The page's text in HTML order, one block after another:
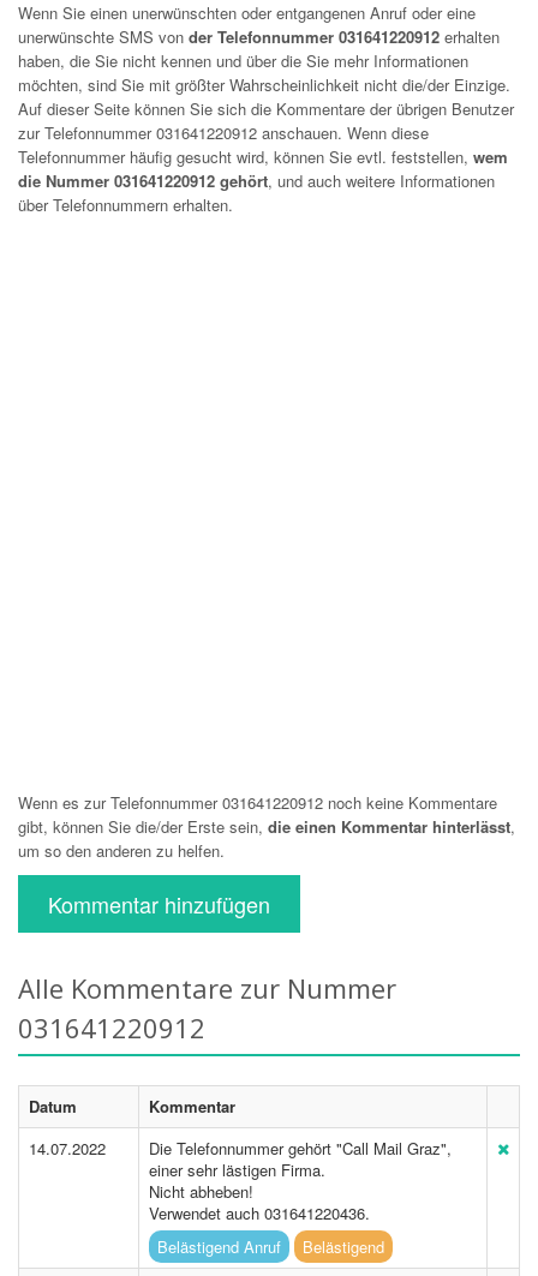
Wenn Sie einen unerwünschten oder entgangenen Anruf oder eine
unerwünschte SMS von der Telefonnummer 031641220912 erhalten
haben, die Sie nicht kennen und über die Sie mehr Informationen
möchten, sind Sie mit größter Wahrscheinlichkeit nicht die/der Einzige.
Auf dieser Seite können Sie sich die Kommentare der übrigen Benutzer
zur Telefonnummer031641220912 anschauen. Wenn diese
Telefonnummer häufig gesucht wird, können Sie evtl. feststellen, wem
die Nummer 031641220912 gehört, und auch weitere Informationen
über Telefonnummern erhalten.
Wenn es zur Telefonnummer 031641220912 noch keine Kommentare
gibt, können Sie die/der Erste sein, die einen Kommentar hinterlässt,
um so den anderen zu helfen.
Kommentar hinzufügen
Alle Kommentare zur Nummer
031641220912
Datum
Kommentar
14.07.2022
Die Telefonnummer gehört "Call Mail Graz",
einer sehr lästigen Firma.
Nicht abheben!
Verwendet auch 031641220436.
Belästigend Anruf
Belästigend